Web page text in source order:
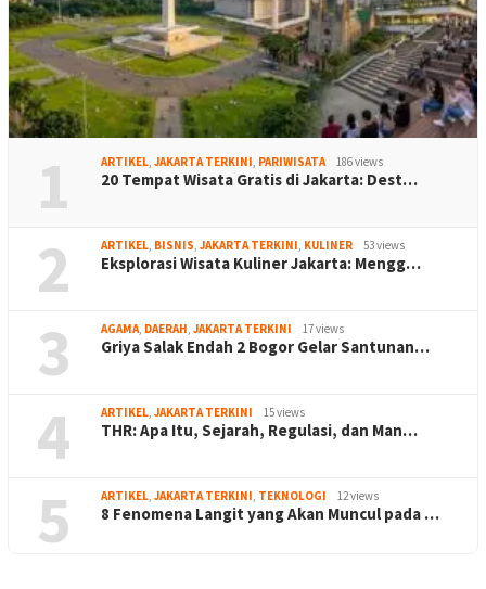
1 ARTIKEL JAKARTA TERKINI PARIWISATA 186 views
20 Tempat Wisata Gratis di Jakarta: Dest…
2 ARTIKEL BISNIS JAKARTA TERKINI KULINER 53 views
Eksplorasi Wisata Kuliner Jakarta: Mengg…
3 AGAMA DAERAH JAKARTA TERKINI 17 views
Griya Salak Endah 2 Bogor Gelar Santunan…
4 ARTIKEL JAKARTA TERKINI 15 views
THR: Apa Itu, Sejarah, Regulasi, dan Man…
5 ARTIKEL JAKARTA TERKINI TEKNOLOGI 12 views
8 Fenomena Langit yang Akan Muncul pada …